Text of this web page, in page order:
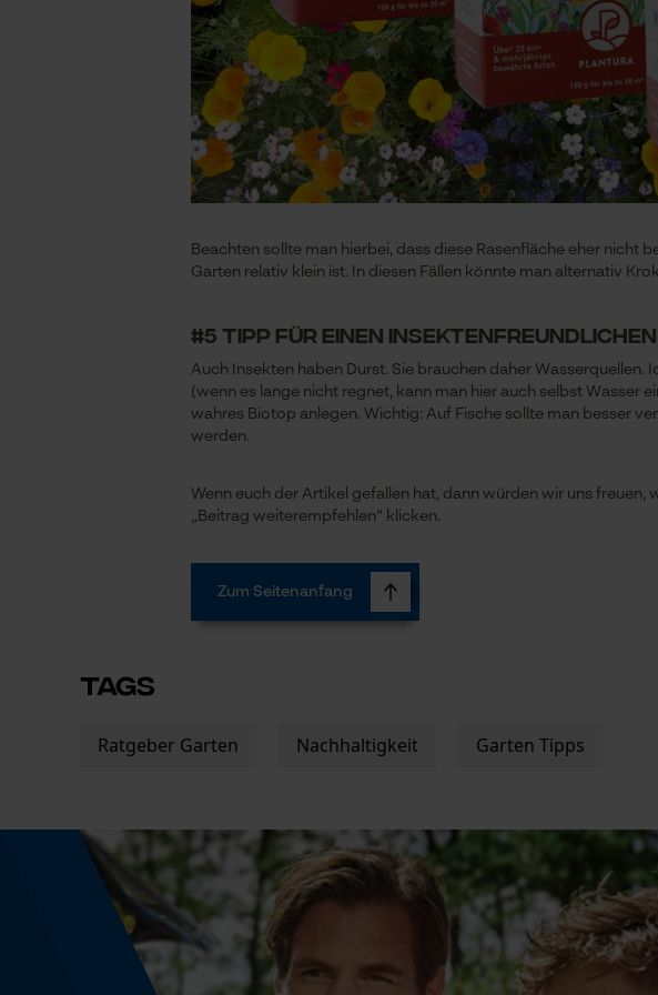
Beachten sollte man hierbei, dass diese Rasenfläche eher nicht
Garten relativ klein ist. In diesen Fällen könnte man alternativ
#5 Tipp für einen
Auch Insekten haben Durst. Sie brauchen daher Wasserquellen.
(wenn es lange nicht regnet, kann man hier auch selbst Wasser
wahres Biotop anlegen. Wichtig: Auf Fische sollte man besser
werden.
Wenn euch der Artikel gefallen hat, dann würden wir uns
„Beitrag weiterempfehlen“ klicken.
Zum Seitenanfang
TAGS
Ratgeber Garten Nachhaltigkeit Garten Tipps
Statistik